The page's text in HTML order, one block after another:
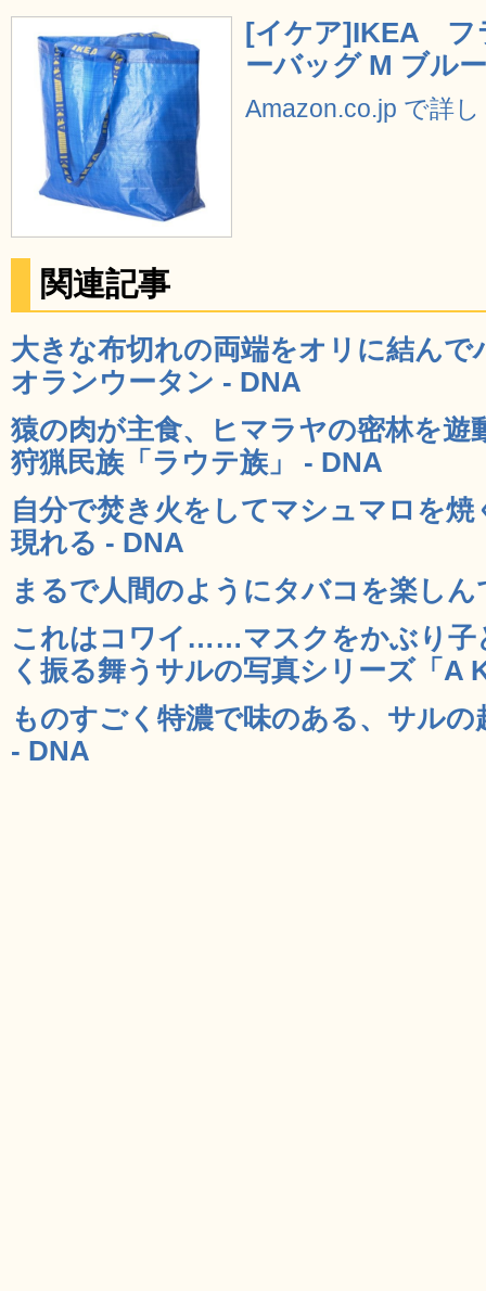
[イケア]IKEA フ
ーバッグ M ブル
Amazon.co.jp で詳
関連記事
大きな布切れの両端をオリに結ん
オランウータン - DNA
猿の肉が主食、ヒマラヤの密林を遊
狩猟民族「ラウテ族」 - DNA
自分で焚き火をしてマシュマロを
現れる - DNA
まるで人間のようにタバコを楽し
これはコワイ……マスクをかぶり子
く振る舞うサルの写真シリーズ「A
ものすごく特濃で味のある、サル
- DNA